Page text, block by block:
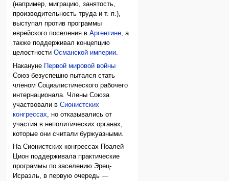
(например, миграцию, занятость,
производительность труда и т. п.),
выступал против программы
еврейского поселения вАргентине, а
также поддерживал концепцию
целостностиОсманской империи.
Накануне Первой мировой войны
Союз безуспешно пытался стать
членом Социалистического рабочего
интернационала. Члены Союза
участвовали вСионистских
конгрессах , но отказывались от
участия в неполитических органах,
которые они считали буржуазными.
На Сионистских конгрессах Поалей
Цион поддерживала практические
программы по заселению Эрец-
Исраэль, в первую очередь —